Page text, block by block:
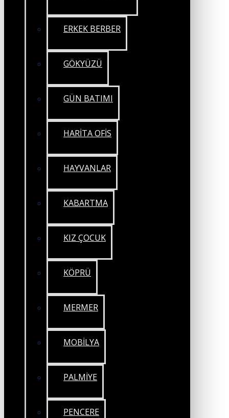
ERKEK BERBER
GÖKYÜZÜ
GÜN BATIMI
HARİTA OFİS
HAYVANLAR
KABARTMA
KIZ ÇOCUK
KÖPRÜ
MERMER
MOBİLYA
PALMİYE
PENCERE